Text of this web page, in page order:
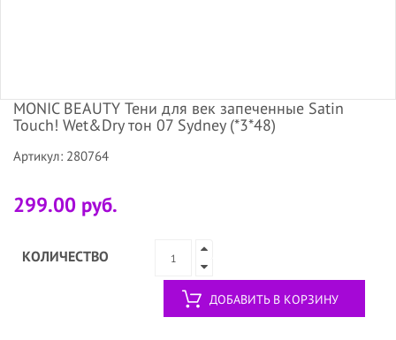
MONIC BEAUTY Тени для век запеченные Satin
Touch! Wet&Dry тон 07 Sydney (*3*48)
Артикул: 280764
299.00 руб.
КОЛИЧЕСТВО
ДОБАВИТЬ В КОРЗИНУ